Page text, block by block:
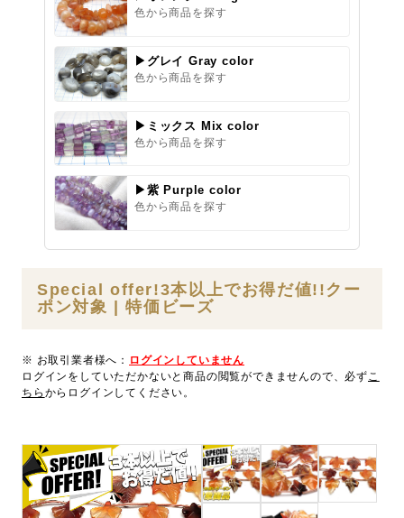
色から商品を探す
▶グレイ Gray color
色から商品を探す
▶ミックス Mix color
色から商品を探す
▶紫 Purple color
色から商品を探す
Special offer!3本以上でお得だ値!!クー
ポン対象 | 特価ビーズ
※ お取引業者様へ： ログインしていません
ログインをしていただかないと商品の閲覧ができませんので、必ずこ
ちら からログインしてください。